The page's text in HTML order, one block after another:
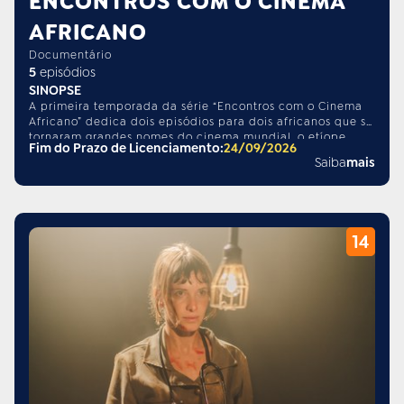
AFRICANO
Documentário
5 episódios
SINOPSE
A primeira temporada da série “Encontros com o Cinema
Africano” dedica dois episódios para dois africanos que se
tornaram grandes nomes do cinema mundial, o etíope
Haile Gerima e o mauritano Abderrahmane Sissako, e três
Moçambique e Cabo Verde. A série também busca refletir
vínculos do cinema brasileiro com o cinema realizado
pelos africanos do continente e da diáspora.
Fim do Prazo de Licenciamento:24/09/2026
Saibamais